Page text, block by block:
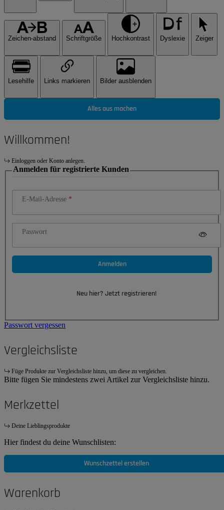
Zeichen-abstand Schriftgröße Hochkontrast Dyslexie Zeiger
Lesehilfe Links markieren Bilder ausblenden
Alles aus machen
Willkommen!
Einloggen oder Konto anlegen.
Anmelden für registrierte Kunden
E-Mail-Adresse
Passwort
Anmelden
Neu hier? Jetzt registrieren!
Passwort vergessen
Vergleichsliste
Füge Produkte zur Vergleichsliste hinzu, um diese zu vergleichen.
Bitte fügen Sie mindestens zwei Artikel zur Vergleichsliste hinzu.
Merkzettel
Deine Lieblingsprodukte
Hier findest du deine Wunschlisten:
Wunschzettel erstellen
Warenkorb